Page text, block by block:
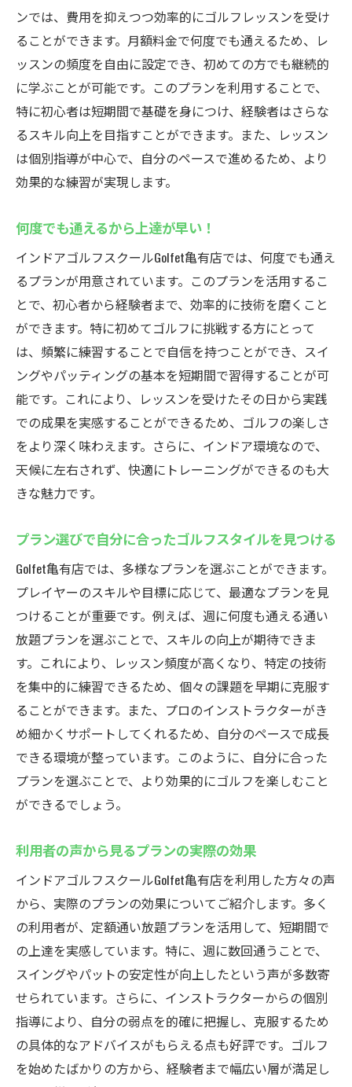
ンでは、費用を抑えつつ効率的にゴルフレッスンを受け
ることができます。月額料金で何度でも通えるため、レ
ッスンの頻度を自由に設定でき、初めての方でも継続的
に学ぶことが可能です。このプランを利用することで、
特に初心者は短期間で基礎を身につけ、経験者はさらな
るスキル向上を目指すことができます。また、レッスン
は個別指導が中心で、自分のペースで進めるため、より
効果的な練習が実現します。
何度でも通えるから上達が早い！
インドアゴルフスクールGolfet亀有店では、何度でも通え
るプランが用意されています。このプランを活用するこ
とで、初心者から経験者まで、効率的に技術を磨くこと
ができます。特に初めてゴルフに挑戦する方にとって
は、頻繁に練習することで自信を持つことができ、スイ
ングやパッティングの基本を短期間で習得することが可
能です。これにより、レッスンを受けたその日から実践
での成果を実感することができるため、ゴルフの楽しさ
をより深く味わえます。さらに、インドア環境なので、
天候に左右されず、快適にトレーニングができるのも大
きな魅力です。
プラン選びで自分に合ったゴルフスタイルを見つける
Golfet亀有店では、多様なプランを選ぶことができます。
プレイヤーのスキルや目標に応じて、最適なプランを見
つけることが重要です。例えば、週に何度も通える通い
放題プランを選ぶことで、スキルの向上が期待できま
す。これにより、レッスン頻度が高くなり、特定の技術
を集中的に練習できるため、個々の課題を早期に克服す
ることができます。また、プロのインストラクターがき
め細かくサポートしてくれるため、自分のペースで成長
できる環境が整っています。このように、自分に合った
プランを選ぶことで、より効果的にゴルフを楽しむこと
ができるでしょう。
利用者の声から見るプランの実際の効果
インドアゴルフスクールGolfet亀有店を利用した方々の声
から、実際のプランの効果についてご紹介します。多く
の利用者が、定額通い放題プランを活用して、短期間で
の上達を実感しています。特に、週に数回通うことで、
スイングやパットの安定性が向上したという声が多数寄
せられています。さらに、インストラクターからの個別
指導により、自分の弱点を的確に把握し、克服するため
の具体的なアドバイスがもらえる点も好評です。ゴルフ
を始めたばかりの方から、経験者まで幅広い層が満足し